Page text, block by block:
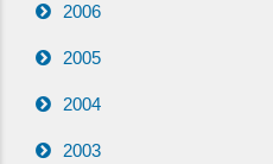
2006
2005
2004
2003